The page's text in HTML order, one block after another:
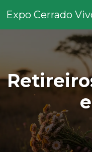
Expo Cerrado